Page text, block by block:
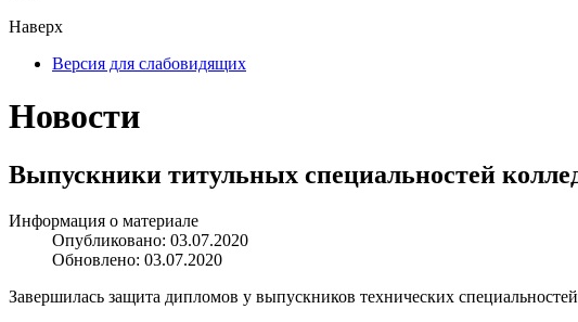
Наверх
Версия для слабовидящих
Новости
Выпускники титульных специальностей
Информация о материале
Опубликовано: 03.07.2020
Обновлено: 03.07.2020
Завершилась защита дипломов у выпускников технических